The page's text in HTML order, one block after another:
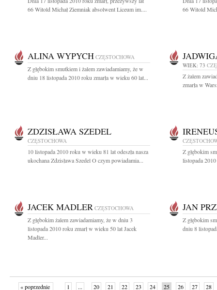
66 Witold Michał Ziemniak absolwent Liceum im....
66 Witold
ALINA WYPYCH CZĘSTOCHOWA
Z głębokim smutkiem i żalem zawiadamiamy, że w
dniu 18 listopada 2010 roku zmarła w wieku 60 lat...
WIEK: 73
Z żalem
zmarła w
ZDZISŁAWA SZEDEL
CZĘSTOCHOWA
10 listopada 2010 roku w wieku 81 lat odeszła nasza
ukochana Zdzisława Szedel O czym powiadamia...
Z głębokim
listopada
JACEK MADLER CZĘSTOCHOWA
Z głębokim żalem zawiadamiamy, że w dniu 3
listopada 2010 roku zmarł w wieku 50 lat Jacek
Madler...
JAN
Z głębokim
dniu 8
« poprzednie 1 ... 20 21 22 23 24 25 26 27 28